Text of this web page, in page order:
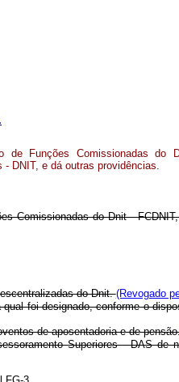
de Funções Comissionadas do
DNIT, e dá outras providências.
Comissionadas do Dnit -
do Dnit.(Revogado
qual foi designado, conforme o
de aposentadoria e de
Superiores - DAS de